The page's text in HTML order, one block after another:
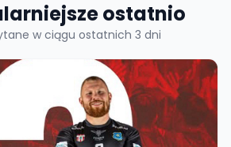
ostatnio
w ciągu ostatnich 3 dni